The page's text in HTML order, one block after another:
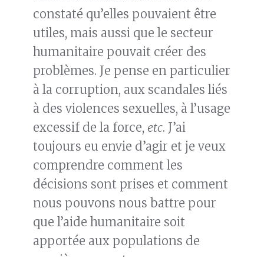
constaté qu’elles pouvaient être
utiles, mais aussi que le secteur
humanitaire pouvait créer des
problèmes. Je pense en particulier
à la corruption, aux scandales liés
à des violences sexuelles, à l’usage
excessif de la force, etc. J’ai
toujours eu envie d’agir et je veux
comprendre comment les
décisions sont prises et comment
nous pouvons nous battre pour
que l’aide humanitaire soit
apportée aux populations de